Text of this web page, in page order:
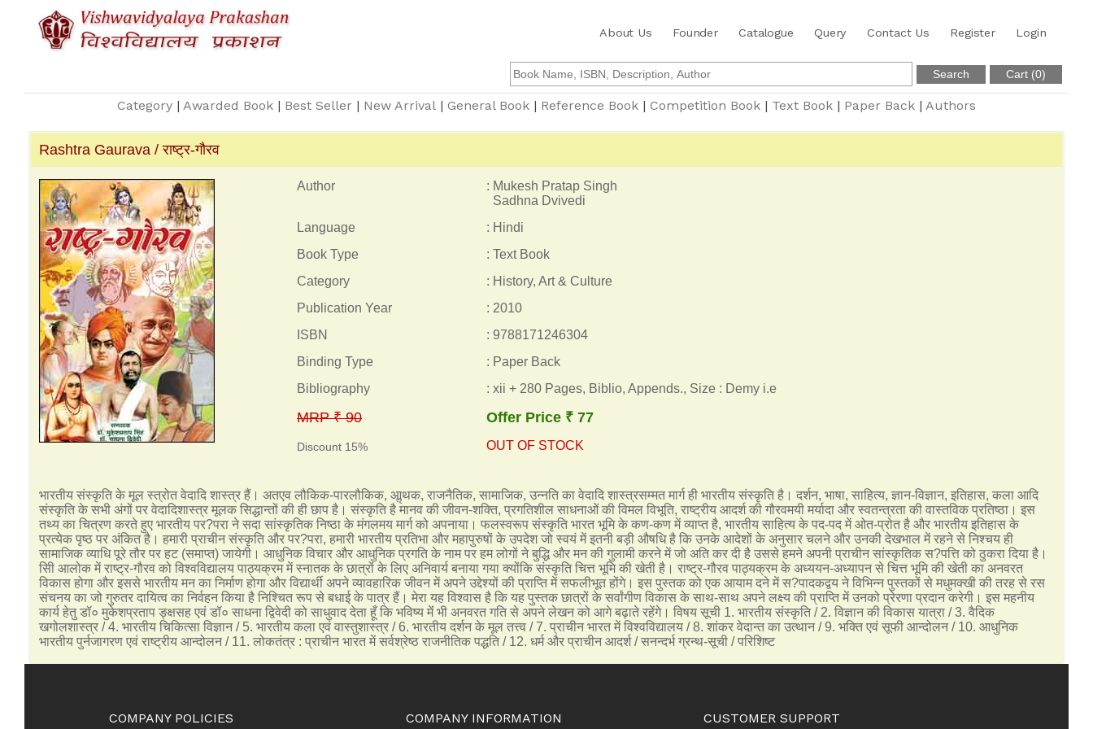
About Us Founder Catalogue Query Contact Us Register Login
Category | Awarded Book | Best Seller | New Arrival | General Book | Reference Book | Competition Book | Text Book | Paper Back | Authors
Rashtra Gaurava / राष्ट्र-गौरव
Author
: Mukesh Pratap Singh
Sadhna Dvivedi
Language
: Hindi
Book Type
: Text Book
Category
: History, Art & Culture
Publication Year
: 2010
ISBN
: 9788171246304
Binding Type
: Paper Back
Bibliography
: xii + 280 Pages, Biblio, Appends., Size : Demy i.e
MRP ₹ 90
Discount 15%
Offer Price ₹ 77
OUT OF STOCK
भारतीय संस्कृति के मूल स्त्रोत वेदादि शास्त्र हैं। अतएव लौकिक-पारलौकिक, आॢथक, राजनैतिक, सामाजिक, उन्नति का वेदादि शास्त्रसम्मत मार्ग ही भारतीय संस्कृति है। दर्शन, भाषा, साहित्य, ज्ञान-विज्ञान, इतिहास, कला आदि
संस्कृति के सभी अंगों पर वेदादिशास्त्र मूलक सिद्धान्तों की ही छाप है। संस्कृति है मानव की जीवन-शक्ति, प्रगतिशील साधनाओं की विमल विभूति, राष्ट्रीय आदर्श की गौरवमयी मर्यादा और स्वतन्त्रता की वास्तविक प्रतिष्ठा। इस
तथ्य का चित्रण करते हुए भारतीय पर?परा ने सदा सांस्कृतिक निष्ठा के मंगलमय मार्ग को अपनाया। फलस्वरूप संस्कृति भारत भूमि के कण-कण में व्याप्त है, भारतीय साहित्य के पद-पद में ओत-प्रोत है और भारतीय इतिहास के
प्रत्येक पृष्ठ पर अंकित है। हमारी प्राचीन संस्कृति और पर?परा, हमारी भारतीय प्रतिभा और महापुरुषों के उपदेश जो स्वयं में इतनी बड़ी औषधि है कि उनके आदेशों के अनुसार चलने और उनकी देखभाल में रहने से निश्चय ही
सामाजिक व्याधि पूरे तौर पर हट (समाप्त) जायेगी। आधुनिक विचार और आधुनिक प्रगति के नाम पर हम लोगों ने बुद्धि और मन की गुलामी करने में जो अति कर दी है उससे हमने अपनी प्राचीन सांस्कृतिक स?पत्ति को ठुकरा दिया है।
सिी आलोक में राष्ट्र-गौरव को विश्वविद्यालय पाठ्यक्रम में स्नातक के छात्रों के लिए अनिवार्य बनाया गया क्योंकि संस्कृति चित्त भूमि की खेती है। राष्ट्र-गौरव पाठ्यक्रम के अध्ययन-अध्यापन से चित्त भूमि की खेती का अनवरत
विकास होगा और इससे भारतीय मन का निर्माण होगा और विद्यार्थी अपने व्यावहारिक जीवन में अपने उद्देश्यों की प्राप्ति में सफलीभूत होंगे। इस पुस्तक को एक आयाम दने में स?पादकद्वय ने विभिन्न पुस्तकों से मधुमक्खी की तरह से रस
संचनय का जो गुरुतर दायित्व का निर्वहन किया है निश्चित रूप से बधाई के पात्र हैं। मेरा यह विश्वास है कि यह पुस्तक छात्रों के सर्वांगीण विकास के साथ-साथ अपने लक्ष्य की प्राप्ति में उनको प्रेरणा प्रदान करेगी। इस महनीय
कार्य हेतु डॉ० मुकेशप्रताप ङ्क्षसह एवं डॉ० साधना द्विवेदी को साधुवाद देता हूँ कि भविष्य मेंं भी अनवरत गति से अपने लेखन को आगे बढ़ाते रहेंगे। विषय सूची 1. भारतीय संस्कृति / 2. विज्ञान की विकास यात्रा / 3. वैदिक
खगोलशास्त्र / 4. भारतीय चिकित्सा विज्ञान / 5. भारतीय कला एवं वास्तुशास्त्र / 6. भारतीय दर्शन के मूल तत्त्व / 7. प्राचीन भारत में विश्वविद्यालय / 8. शांकर वेदान्त का उत्थान / 9. भक्ति एवं सूफी आन्दोलन / 10. आधुनिक
भारतीय पुर्नजागरण एवं राष्ट्रीय आन्दोलन / 11. लोकतंत्र : प्राचीन भारत में सर्वश्रेष्ठ राजनीतिक पद्धति / 12. धर्म और प्राचीन आदर्श / सनन्दर्भ ग्रन्थ-सूची / परिशिष्ट
COMPANY POLICIES COMPANY INFORMATION CUSTOMER SUPPORT